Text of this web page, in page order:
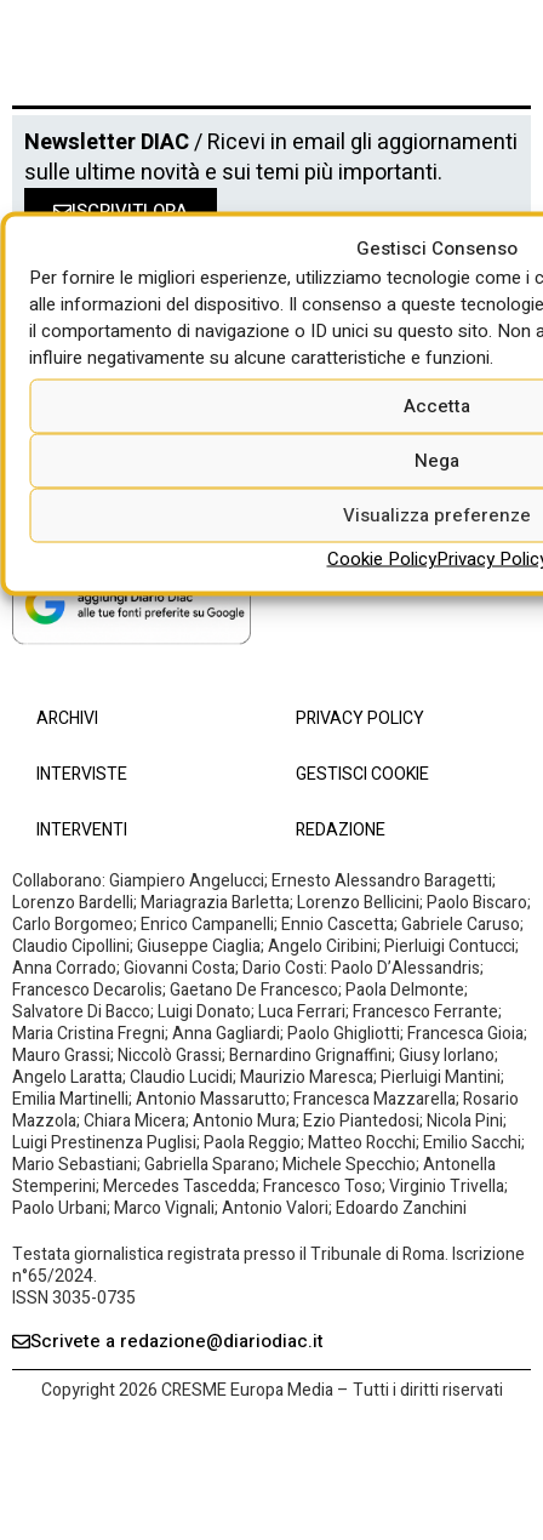
Gestisci Consenso
Per fornire le migliori esperienze, utilizziamo tecnologie come
alle informazioni del dispositivo. Il consenso a queste
il comportamento di navigazione o ID unici su questo sito.
influire negativamente su alcune caratteristiche e funzioni.
Accetta
Nega
Visualizza preferenze
Cookie PolicyPrivacy
Newsletter DIAC/ Ricevi in email gli aggiornamenti
sulle ultime novità e sui temi più importanti.
ISCRIVITI ORA
Direttore responsabile: Giorgio Santilli
In redazione: Maria Cristina Carlini, Mauro Giansante
Progetto grafico: Cinzia Leone
Social media partner:DOL
ARCHIVI
INTERVISTE
INTERVENTI
PRIVACY POLICY
GESTISCI COOKIE
REDAZIONE
Collaborano: Giampiero Angelucci; Ernesto Alessandro Baragetti;
Lorenzo Bardelli; Mariagrazia Barletta; Lorenzo Bellicini; Paolo Biscaro;
Carlo Borgomeo; Enrico Campanelli; Ennio Cascetta; Gabriele Caruso;
Claudio Cipollini; Giuseppe Ciaglia; Angelo Ciribini; Pierluigi Contucci;
Anna Corrado; Giovanni Costa; Dario Costi: Paolo D’Alessandris;
Francesco Decarolis; Gaetano De Francesco; Paola Delmonte;
Salvatore Di Bacco; Luigi Donato; Luca Ferrari; Francesco Ferrante;
Maria Cristina Fregni; Anna Gagliardi; Paolo Ghigliotti; Francesca Gioia;
Mauro Grassi; Niccolò Grassi; Bernardino Grignaffini; Giusy Iorlano;
Angelo Laratta; Claudio Lucidi; Maurizio Maresca; Pierluigi Mantini;
Emilia Martinelli; Antonio Massarutto; Francesca Mazzarella; Rosario
Mazzola; Chiara Micera; Antonio Mura; Ezio Piantedosi; Nicola Pini;
Luigi Prestinenza Puglisi; Paola Reggio; Matteo Rocchi; Emilio Sacchi;
Mario Sebastiani; Gabriella Sparano; Michele Specchio; Antonella
Stemperini; Mercedes Tascedda; Francesco Toso; Virginio Trivella;
Paolo Urbani; Marco Vignali; Antonio Valori; Edoardo Zanchini
Testata giornalistica registrata presso il Tribunale di Roma. Iscrizione
n°65/2024.
ISSN 3035-0735
Scrivete a redazione@diariodiac.it
Copyright 2026 CRESME Europa Media – Tutti i diritti riservati